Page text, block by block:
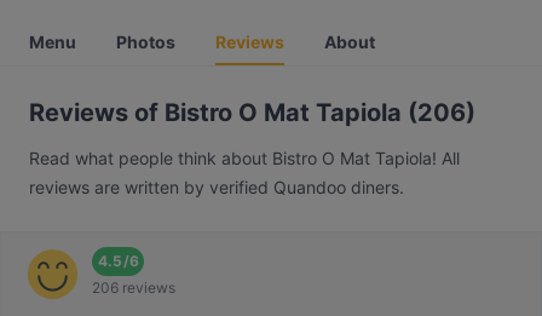
Menu Photos Reviews About
Reviews of Bistro O Mat Tapiola (206)
Read what people think about Bistro O Mat Tapiola! All
reviews are written by verified Quandoo diners.
4.5/6
206 reviews